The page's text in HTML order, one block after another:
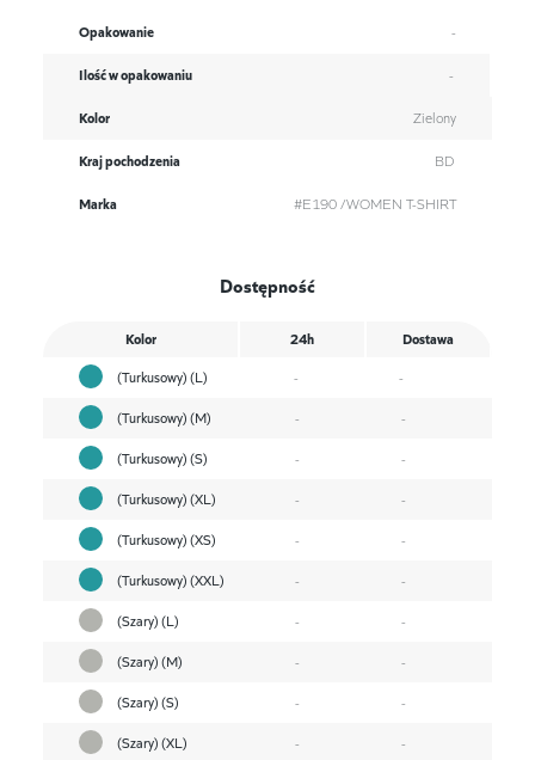
Opakowanie -
Ilość w opakowaniu -
Kolor Zielony
Kraj pochodzenia BD
Marka #E190 /WOMEN T-SHIRT
Dostępność
Kolor 24h
Dostawa
(Turkusowy) (L)
-
-
(Turkusowy) (M)
-
-
(Turkusowy) (S)
-
-
(Turkusowy) (XL)
-
-
(Turkusowy) (XS)
-
-
(Turkusowy) (XXL)
-
-
(Szary) (L)
-
-
(Szary) (M)
-
-
(Szary) (S)
-
-
(Szary) (XL)
-
-